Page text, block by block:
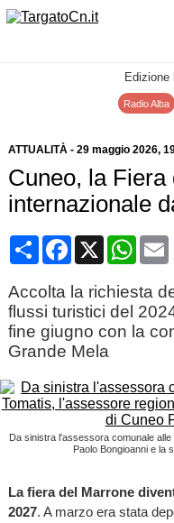
Edizione
Radio Alba
ATTUALITÀ- 29 maggio 2026,
Cuneo, la
internazionale
CondividiFacebook
X
Accolta la richiesta
flussi turistici del
fine giugno con la
Grande Mela
Da sinistra l'assessora comunale
Paolo Bongioanni e la
La fiera del Marrone
2027. A marzo era stata